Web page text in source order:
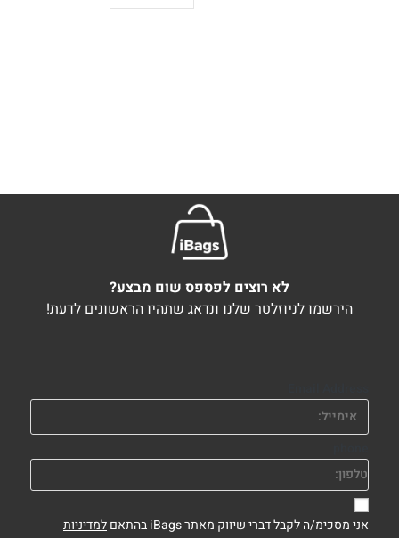
לא רוצים לפספס שום מבצע?
הירשמו לניוזלטר שלנו ונדאג שתהיו הראשונים לדעת!
אני מסכימ/ה לקבל דברי שיווק מאתר iBags בהתאם
למדיניות